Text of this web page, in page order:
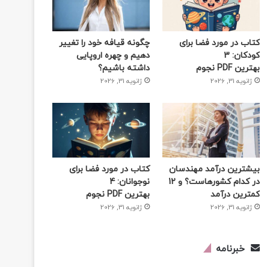
کتاب در مورد فضا برای
کودکان: 3
بهترین PDF نجوم
ژانویه 31, 2026
چگونه قیافه خود را تغییر
دهیم و چهره اروپایی
داشته باشیم؟
ژانویه 31, 2026
بیشترین درآمد مهندسان
در کدام کشورهاست؟ و 12
کمترین درآمد
ژانویه 31, 2026
کتاب در مورد فضا برای
نوجوانان: 4
بهترین PDF نجوم
ژانویه 31, 2026
خبرنامه